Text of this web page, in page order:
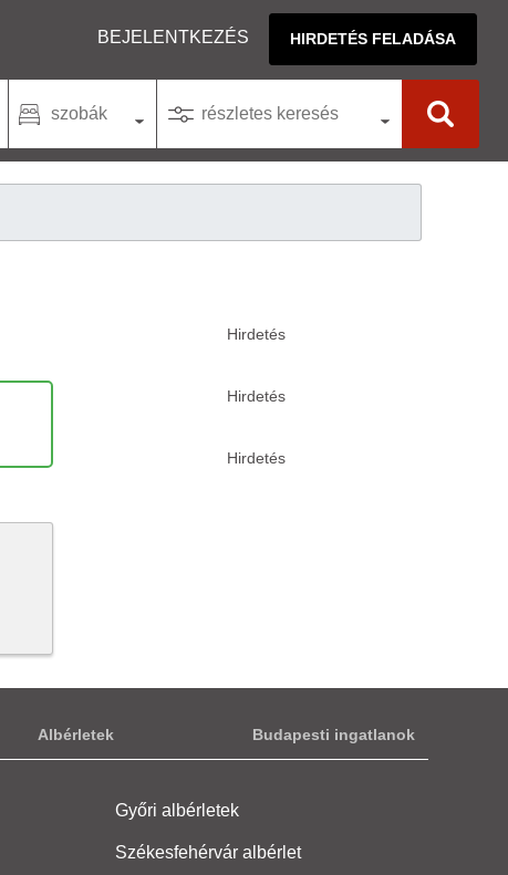
BEJELENTKEZÉS HIRDETÉS FELADÁSA
szobák részletes keresés
Albérletek Budapesti ingatlanok
Győri albérletek
Székesfehérvár albérlet